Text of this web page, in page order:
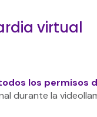
virtual
los permisos
durante la